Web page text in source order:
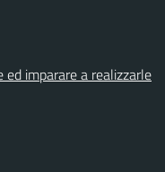
imparare a realizzarle